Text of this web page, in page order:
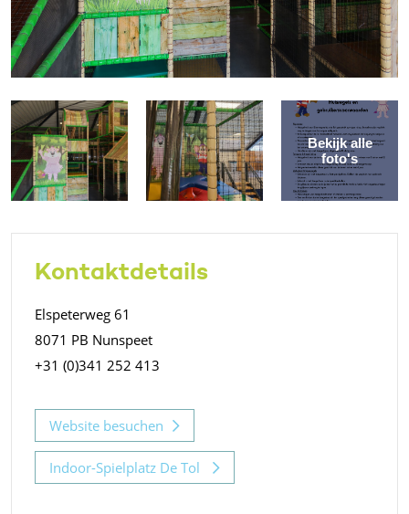
Bekijk alle
foto's
Kontaktdetails
Elspeterweg 61
8071 PB Nunspeet
+31 (0)341 252 413
Website besuchen
Indoor-Spielplatz De Tol